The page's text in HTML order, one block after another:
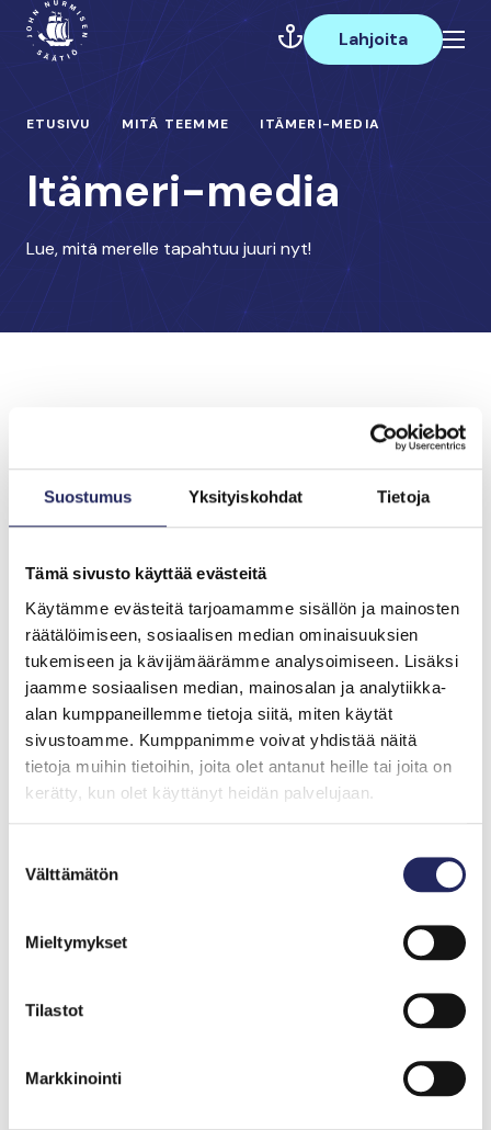
Suostumus Yksityiskohdat Tietoja
Tämä sivusto käyttää evästeitä
Käytämme evästeitä tarjoamamme sisällön ja mainosten
räätälöimiseen, sosiaalisen median ominaisuuksien
tukemiseen ja kävijämäärämme analysoimiseen. Lisäksi
jaamme sosiaalisen median, mainosalan ja analytiikka-
alan kumppaneillemme tietoja siitä, miten käytät
sivustoamme. Kumppanimme voivat yhdistää näitä
tietoja muihin tietoihin, joita olet antanut heille tai joita on
kerätty, kun olet käyttänyt heidän palvelujaan.
valinta
Välttämätön
Mieltymykset
Tilastot
Markkinointi
Hyppää
sisältöön
Päävalikko
Lahjoita
ETUSIVU MITÄ TEEMME ITÄMERI-MEDIA
Itämeri-media
Lue, mitä merelle tapahtuu juuri nyt!